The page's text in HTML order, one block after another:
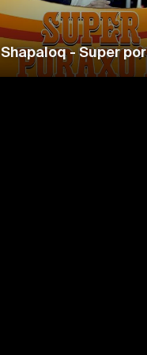
Shapaloq - Super